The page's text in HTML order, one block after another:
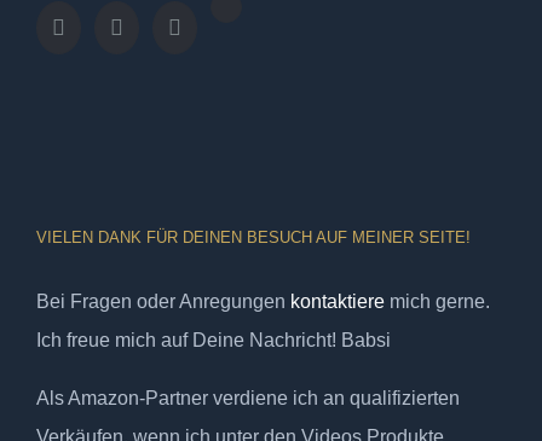
VIELEN DANK FÜR DEINEN BESUCH AUF MEINER SEITE!
Bei Fragen oder Anregungen kontaktiere mich gerne.
Ich freue mich auf Deine Nachricht! Babsi
Als Amazon-Partner verdiene ich an qualifizierten
Verkäufen, wenn ich unter den Videos Produkte